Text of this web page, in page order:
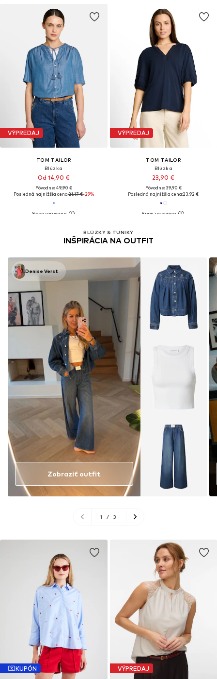
VÝPREDAJ
TOM TAILOR
Blúzka
Od 14,90 €
Pôvodne: 49,90 €
Posledná najnižšia cena:21,17 €-29%
VÝPREDAJ
TOM TAILOR
Blúzka
23,90 €
Pôvodne: 39,90 €
Posledná najnižšia cena:23,92 €
KUPÓN VÝPREDAJ
BLÚZKY & TUNIKY
INŠPIRÁCIA NA OUTFIT
Denise Verst
Zobraziť outfit
1 / 3